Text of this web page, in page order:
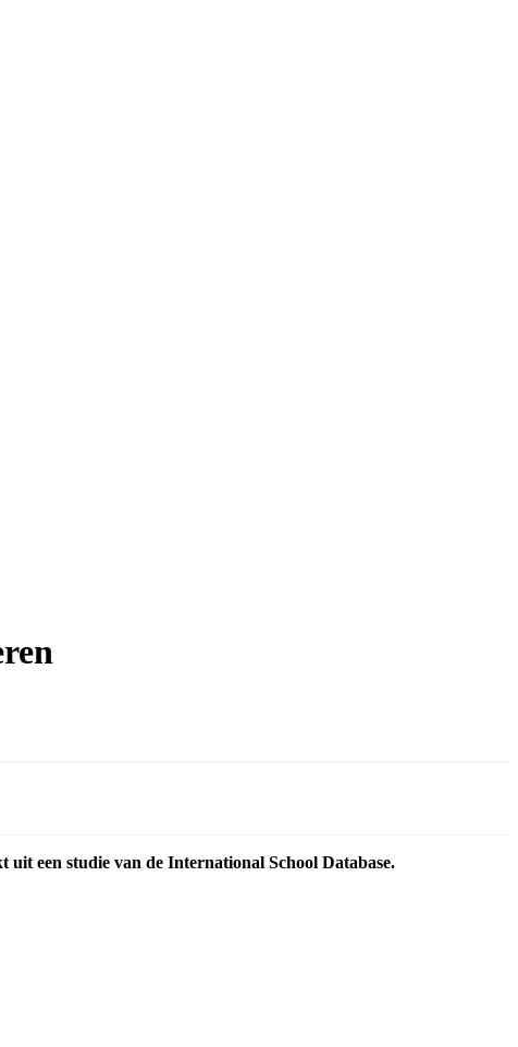
een studie van de International School Database.